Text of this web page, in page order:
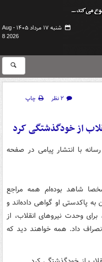
شنبه ۱۷ مرداد ۱۴۰۵ -
Aug
8 2026
۲ نظر
چاپ
از خودگذشتگی کرد
با انتشار پیامی در صفحه
شاهد بوده‌ام همه مراجع
پاکدستی او گواهی داده‌اند و
وحدت نیروهای انقلاب، از
داد. همه خواهند دید که